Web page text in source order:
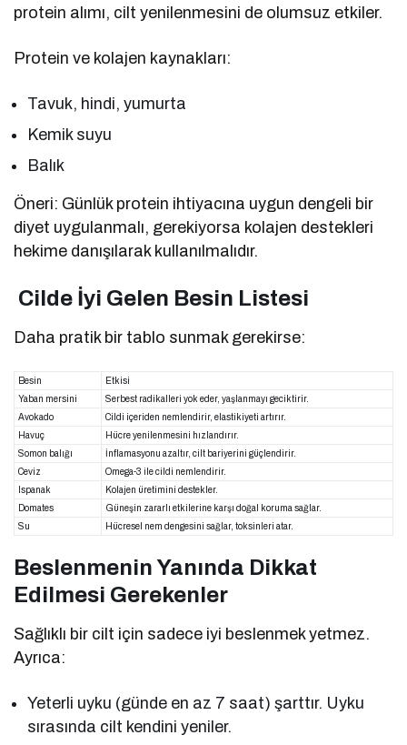
protein alımı, cilt yenilenmesini de olumsuz etkiler.
Protein ve kolajen kaynakları:
Tavuk, hindi, yumurta
Kemik suyu
Balık
Öneri: Günlük protein ihtiyacına uygun dengeli bir
diyet uygulanmalı, gerekiyorsa kolajen destekleri
hekime danışılarak kullanılmalıdır.
Cilde İyi Gelen Besin Listesi
Daha pratik bir tablo sunmak gerekirse:
Besin
Etkisi
Yaban mersini
Serbest radikalleri yok eder, yaşlanmayı geciktirir.
Avokado
Cildi içeriden nemlendirir, elastikiyeti artırır.
Havuç
Hücre yenilenmesini hızlandırır.
Somon balığı
İnflamasyonu azaltır, cilt bariyerini güçlendirir.
Ceviz
Omega-3 ile cildi nemlendirir.
Ispanak
Kolajen üretimini destekler.
Domates
Güneşin zararlı etkilerine karşı doğal koruma sağlar.
Su
Hücresel nem dengesini sağlar, toksinleri atar.
Beslenmenin Yanında Dikkat
Edilmesi Gerekenler
Sağlıklı bir cilt için sadece iyi beslenmek yetmez.
Ayrıca:
Yeterli uyku (günde en az 7 saat) şarttır. Uyku
sırasında cilt kendini yeniler.